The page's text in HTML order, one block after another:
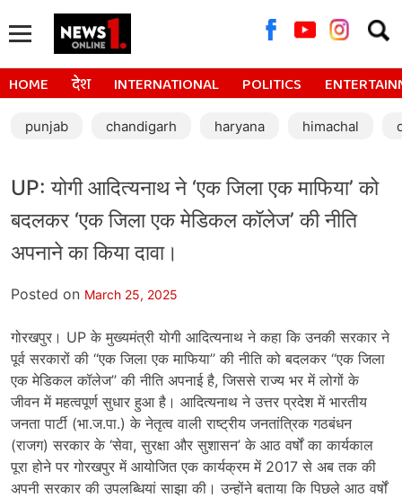
for:
HOME देश INTERNATIONAL POLITICS
punjab chandigarh haryana himachal
UP: योगी आदित्यनाथ ने ‘एक जिला एक माफिया’ को
बदलकर ‘एक जिला एक मेडिकल कॉलेज’ की नीति
अपनाने का किया दावा।
Posted on March 25, 2025
गोरखपुर। UP के मुख्यमंत्री योगी आदित्यनाथ ने कहा कि उनकी सरकार ने
पूर्व सरकारों की ‘‘एक जिला एक माफिया’’ की नीति को बदलकर ‘‘एक जिला
एक मेडिकल कॉलेज’’ की नीति अपनाई है, जिससे राज्य भर में लोगों के
जीवन में महत्वपूर्ण सुधार हुआ है। आदित्यनाथ ने उत्तर प्रदेश में भारतीय
जनता पार्टी (भा.ज.पा.) के नेतृत्व वाली राष्ट्रीय जनतांत्रिक गठबंधन
(राजग) सरकार के ‘सेवा, सुरक्षा और सुशासन’ के आठ वर्षों का कार्यकाल
पूरा होने पर गोरखपुर में आयोजित एक कार्यक्रम में 2017 से अब तक की
अपनी सरकार की उपलब्धियां साझा की। उन्होंने बताया कि पिछले आठ वर्षों